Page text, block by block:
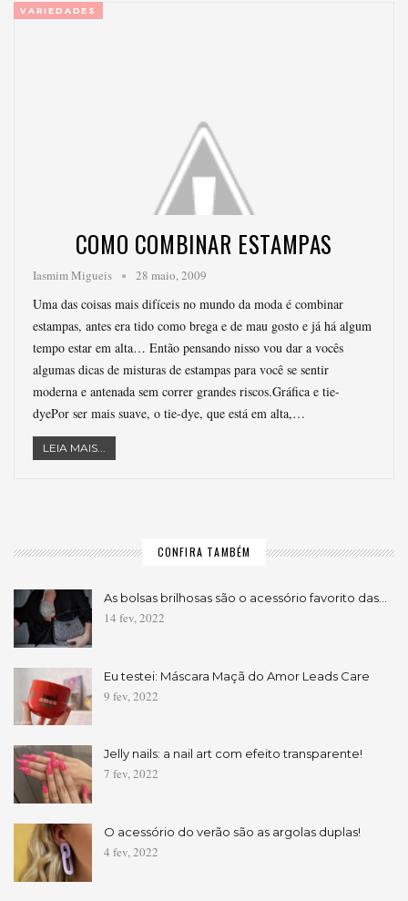
VARIEDADES
COMO COMBINAR ESTAMPAS
Iasmim Migueis 28 maio, 2009
Uma das coisas mais difíceis no mundo da moda é combinar
estampas, antes era tido como brega e de mau gosto e já há algum
tempo estar em alta… Então pensando nisso vou dar a vocês
algumas dicas de misturas de estampas para você se sentir
moderna e antenada sem correr grandes riscos.Gráfica e tie-
dyePor ser mais suave, o tie-dye, que está em alta,…
LEIA MAIS...
CONFIRA TAMBÉM
As bolsas brilhosas são o acessório favorito das…
14 fev, 2022
Eu testei: Máscara Maçã do Amor Leads Care
9 fev, 2022
Jelly nails: a nail art com efeito transparente!
7 fev, 2022
O acessório do verão são as argolas duplas!
4 fev, 2022